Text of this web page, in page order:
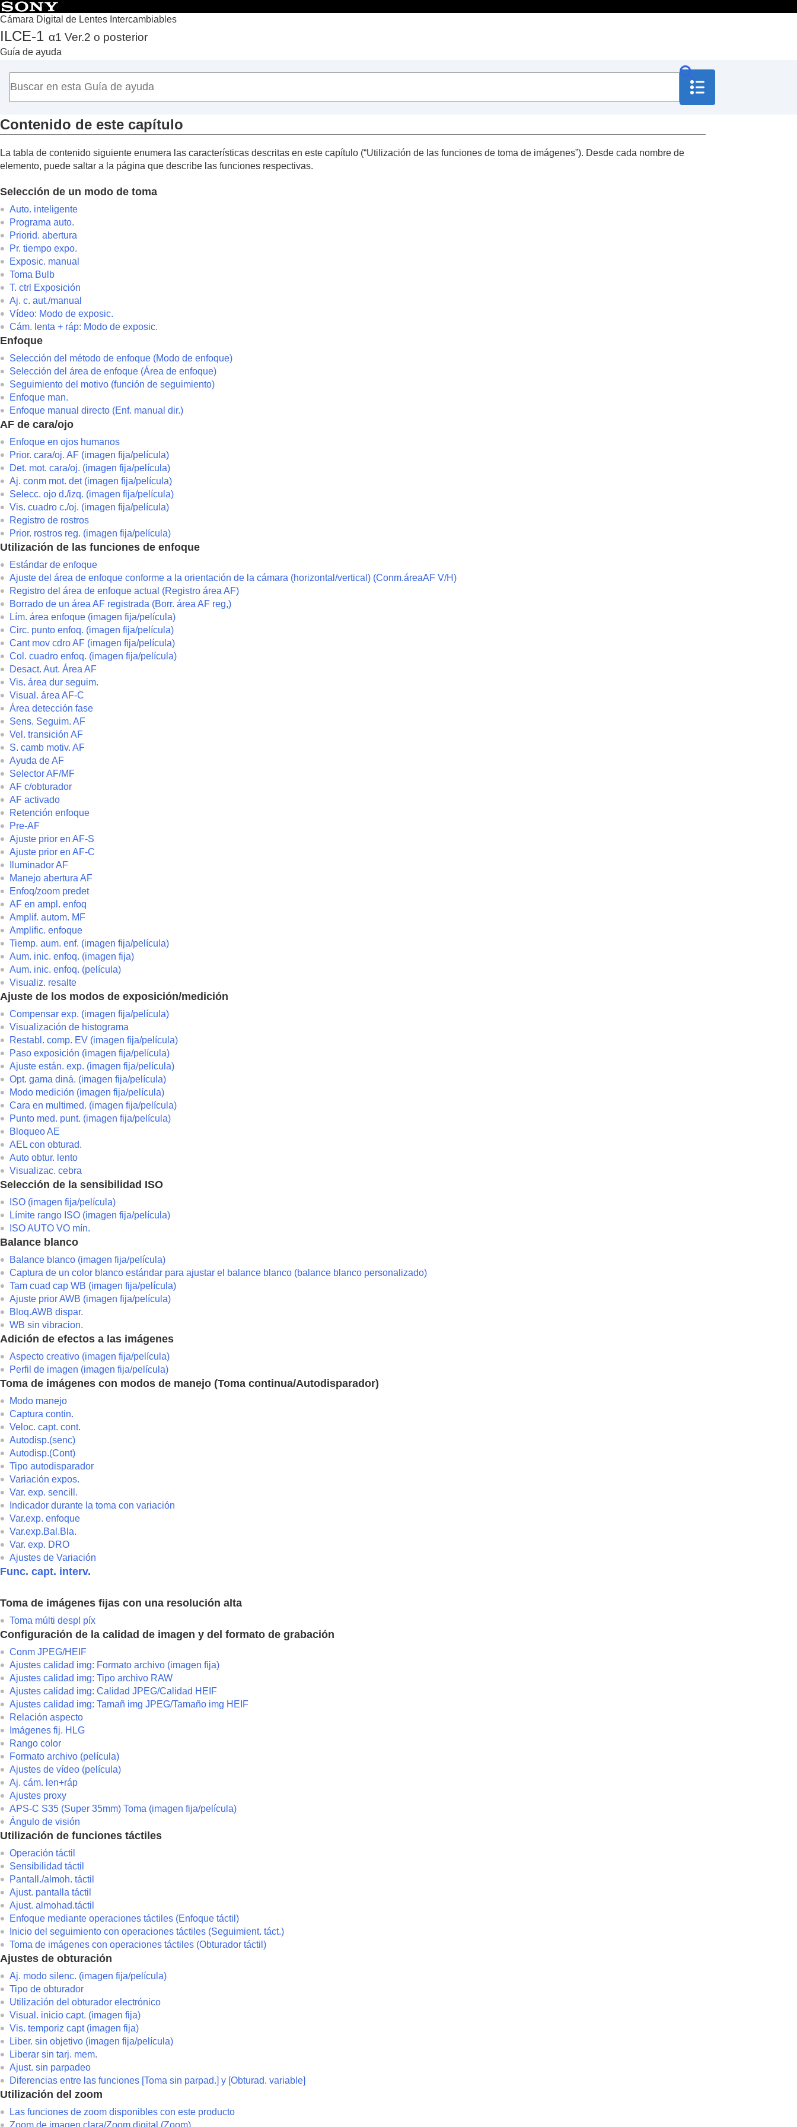
Cámara Digital de Lentes Intercambiables
ILCE-1 α1 Ver.2 o posterior
Guía de ayuda
Principio
Cómo utilizar la “Guía de ayuda”
Notas sobre la utilización de la cámara
Comprobación de la cámara y los elementos suministrados
Operaciones básicas
Búsqueda de funciones desde MENU
Utilización de las funciones de toma de imágenes
Contenido de este capítulo
Selección de un modo de toma
Enfoque
AF de cara/ojo
Utilización de las funciones de enfoque
Selección de la sensibilidad ISO
Balance blanco
Adición de efectos a las imágenes
Toma de imágenes con modos de manejo (Toma continua/Autodisparador)
Toma de imágenes fijas con una resolución alta
Configuración de la calidad de imagen y del formato de grabación
Utilización de funciones táctiles
Ajustes de obturación
Utilización del zoom
Utilización del flash
Reducción de desenfoque
Compens. objetiv.(imagen fija/película)
Reducción de ruido
Configuración de la visualización del monitor durante la toma
Grabación de audio de película
Creación de imágenes fijas mientras se graba una película
Emisión de películas RAW a una grabadora RAW externa
Transmisión en vivo de vídeo y audio
Personalización de la cámara
Visionado
Cambio de los ajustes de la cámara
Funciones disponibles con un smartphone
Utilización de un ordenador
Uso del servicio en la nube
Apéndice
Si tiene problemas
Contenido de este capítulo
La tabla de contenido siguiente enumera las características descritas en este capítulo (“Utilización de las funciones de toma de imágenes”). Desde cada nombre de
elemento, puede saltar a la página que describe las funciones respectivas.
Selección de un modo de toma
Auto. inteligente
Programa auto.
Priorid. abertura
Pr. tiempo expo.
Exposic. manual
Toma Bulb
T. ctrl Exposición
Aj. c. aut./manual
Vídeo: Modo de exposic.
Cám. lenta + ráp: Modo de exposic.
Enfoque
Selección del método de enfoque (Modo de enfoque)
Selección del área de enfoque (Área de enfoque)
Seguimiento del motivo (función de seguimiento)
Enfoque man.
Enfoque manual directo (Enf. manual dir.)
AF de cara/ojo
Enfoque en ojos humanos
Prior. cara/oj. AF (imagen fija/película)
Det. mot. cara/oj. (imagen fija/película)
Aj. conm mot. det(imagen fija/película)
Selecc. ojo d./izq. (imagen fija/película)
Vis. cuadro c./oj. (imagen fija/película)
Registro de rostros
Prior. rostros reg. (imagen fija/película)
Utilización de las funciones de enfoque
Estándar de enfoque
Ajuste del área de enfoque conforme a la orientación de la cámara (horizontal/vertical) (Conm.áreaAF V/H)
Registro del área de enfoque actual (Registro área AF)
Borrado de un área AF registrada (Borr. área AF reg,)
Lím. área enfoque (imagen fija/película)
Circ. punto enfoq. (imagen fija/película)
Cant mov cdro AF (imagen fija/película)
Col. cuadro enfoq. (imagen fija/película)
Desact. Aut. Área AF
Vis. área dur seguim.
Visual. área AF-C
Área detección fase
Sens. Seguim. AF
Vel. transición AF
S. camb motiv. AF
Ayuda de AF
Selector AF/MF
AF c/obturador
AF activado
Retención enfoque
Pre-AF
Ajuste prior en AF-S
Ajuste prior en AF-C
Iluminador AF
Manejo abertura AF
Enfoq/zoom predet
AF en ampl. enfoq
Amplif. autom. MF
Amplific. enfoque
Tiemp. aum. enf. (imagen fija/película)
Aum. inic. enfoq. (imagen fija)
Aum. inic. enfoq. (película)
Visualiz. resalte
Ajuste de los modos de exposición/medición
Compensar exp. (imagen fija/película)
Visualización de histograma
Restabl. comp. EV (imagen fija/película)
Paso exposición (imagen fija/película)
Ajuste están. exp. (imagen fija/película)
Opt. gama diná. (imagen fija/película)
Modo medición (imagen fija/película)
Cara en multimed. (imagen fija/película)
Punto med. punt. (imagen fija/película)
Bloqueo AE
AEL con obturad.
Auto obtur. lento
Visualizac. cebra
Selección de la sensibilidad ISO
ISO (imagen fija/película)
Límite rango ISO (imagen fija/película)
ISO AUTO VO mín.
Balance blanco
Balance blanco (imagen fija/película)
Captura de un color blanco estándar para ajustar el balance blanco (balance blanco personalizado)
Tam cuad cap WB (imagen fija/película)
Ajuste prior AWB (imagen fija/película)
Bloq.AWB dispar.
WB sin vibracion.
Adición de efectos a las imágenes
Aspecto creativo (imagen fija/película)
Perfil de imagen (imagen fija/película)
Toma de imágenes con modos de manejo (Toma continua/Autodisparador)
Modo manejo
Captura contin.
Veloc. capt. cont.
Autodisp.(senc)
Autodisp.(Cont)
Tipo autodisparador
Variación expos.
Var. exp. sencill.
Indicador durante la toma con variación
Var.exp. enfoque
Var.exp.Bal.Bla.
Var. exp. DRO
Ajustes de Variación
Func. capt. interv.
Toma de imágenes fijas con una resolución alta
Toma múlti despl píx
Configuración de la calidad de imagen y del formato de grabación
Conm JPEG/HEIF
Ajustes calidad img: Formato archivo (imagen fija)
Ajustes calidad img: Tipo archivo RAW
Ajustes calidad img: Calidad JPEG/Calidad HEIF
Ajustes calidad img: Tamañ img JPEG/Tamaño img HEIF
Relación aspecto
Imágenes fij. HLG
Rango color
Formato archivo (película)
Ajustes de vídeo (película)
Aj. cám. len+ráp
Ajustes proxy
APS-C S35 (Super 35mm) Toma (imagen fija/película)
Ángulo de visión
Utilización de funciones táctiles
Operación táctil
Sensibilidad táctil
Pantall./almoh. táctil
Ajust. pantalla táctil
Ajust. almohad.táctil
Enfoque mediante operaciones táctiles (Enfoque táctil )
Inicio del seguimiento con operaciones táctiles (Seguimient. táct.)
Toma de imágenes con operaciones táctiles (Obturador táctil )
Ajustes de obturación
Aj. modo silenc. (imagen fija/película)
Tipo de obturador
Utilización del obturador electrónico
Visual. inicio capt. (imagen fija)
Vis. temporiz capt(imagen fija)
Liber. sin objetivo (imagen fija/película)
Liberar sin tarj. mem.
Ajust. sin parpadeo
Diferencias entre las funciones [Toma sin parpad.] y [Obturad. variable]
Utilización del zoom
Las funciones de zoom disponibles con este producto
Zoom de imagen clara/Zoom digital (Zoom)